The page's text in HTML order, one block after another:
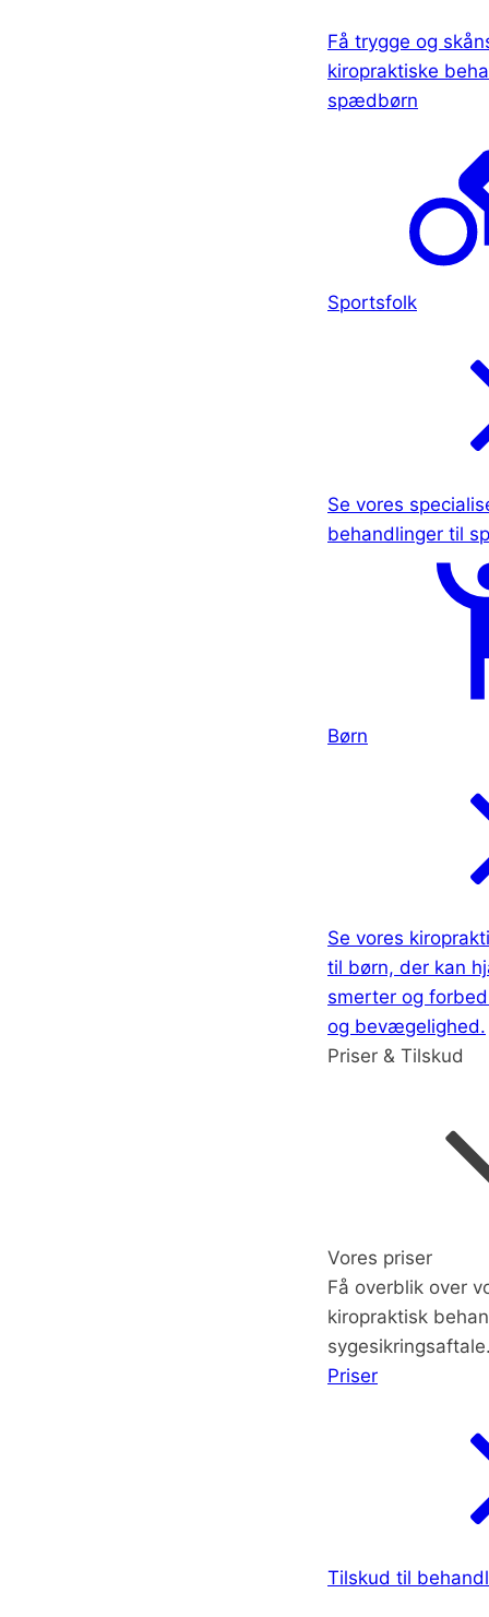
Få trygge og
kiropraktiske
spædbørn
Sportsfolk
Se vores
behandlinger til
Børn
Se vores
til børn, der kan
smerter og
og bevægelighed.
Priser & Tilskud
Vores priser
Få overblik over
kiropraktisk
Priser
Tilskud til